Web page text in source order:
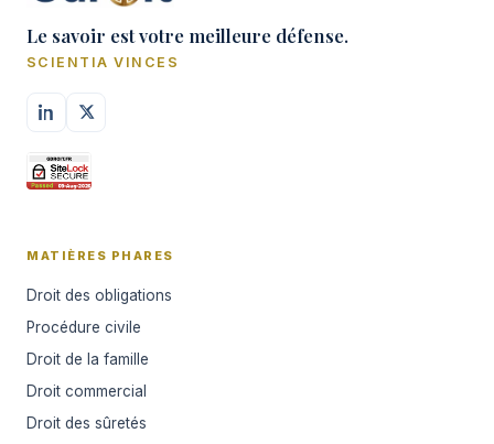
Le savoir est votre meilleure défense.
SCIENTIA VINCES
MATIÈRES PHARES
Droit des obligations
Procédure civile
Droit de la famille
Droit commercial
Droit des sûretés